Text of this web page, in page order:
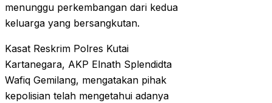
menunggu perkembangan dari kedua
keluarga yang bersangkutan.
Kasat Reskrim Polres Kutai
Kartanegara, AKP Elnath Splendidta
Wafiq Gemilang, mengatakan pihak
kepolisian telah mengetahui adanya